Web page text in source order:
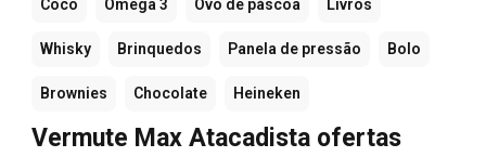
Coco Ômega 3 Ovo de páscoa Livros
Whisky Brinquedos Panela de pressão Bolo
Brownies Chocolate Heineken
Vermute Max Atacadista ofertas